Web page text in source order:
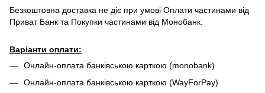
Безкоштовна доставка не діє при умові Оплати частинами від
Приват Банк та Покупки частинами від Монобанк.
Варіанти оплати:
Онлайн-оплата банківською карткою (monobank)
Онлайн-оплата банківською карткою (WayForPay)